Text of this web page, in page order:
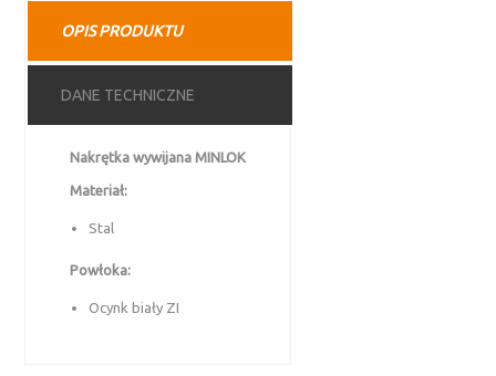
OPIS PRODUKTU
DANE TECHNICZNE
Nakrętka wywijana MINLOK
Materiał:
Stal
Powłoka:
Ocynk biały ZI